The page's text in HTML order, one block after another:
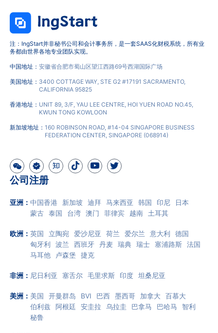
注：IngStart并非秘书公司和会计事务所，是一套SAAS化财税系统，所有业
务都由世界各地专业团队实现。
中国地址： 安徽省合肥市蜀山区望江西路69号西湖国际广场
美国地址： 3400 COTTAGE WAY, STE G2 #17191 SACRAMENTO,
CALIFORNIA 95825
香港地址： UNIT 89, 3/F, YAU LEE CENTRE, HOI YUEN ROAD NO.45,
KWUN TONG KOWLOON
新加坡地址： 160 ROBINSON ROAD, #14-04 SINGAPORE BUSINESS
FEDERATION CENTER, SINGAPORE (068914)
公司注册
亚洲 ： 中国香港 新加坡 迪拜 马来西亚 韩国 印尼
日本
蒙古 泰国 台湾 澳门 菲律宾 越南 土耳其
欧洲 ： 英国 立陶宛 爱沙尼亚 荷兰 爱尔兰 意大利
德国
匈牙利
波兰 西班牙 丹麦 瑞典 瑞士 塞浦路斯 法国
马耳他
卢森堡 捷克
非洲 ： 尼日利亚 塞舌尔 毛里求斯 印度 坦桑尼亚
美洲 ： 美国 开曼群岛 BVI 巴西 墨西哥 加拿大
百慕大
伯利兹 阿根廷 安圭拉 乌拉圭 巴拿马 巴哈马
智利
秘鲁